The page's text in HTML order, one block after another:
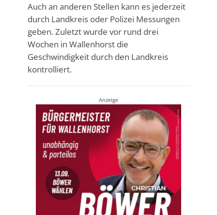
Auch an anderen Stellen kann es jederzeit
durch Landkreis oder Polizei Messungen
geben. Zuletzt wurde vor rund drei
Wochen in Wallenhorst die
Geschwindigkeit durch den Landkreis
kontrolliert.
Anzeige